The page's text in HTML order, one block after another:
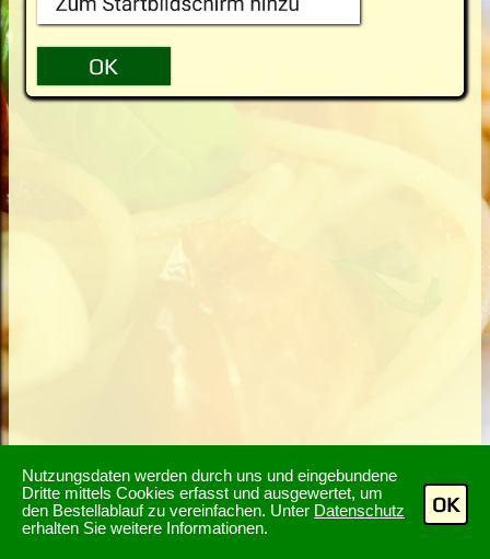
Nutzungsdaten werden durch uns und eingebundene
Dritte mittels Cookies erfasst und ausgewertet, um
den Bestellablauf zu vereinfachen. Unter Datenschutz
erhalten Sie weitere Informationen.
OK